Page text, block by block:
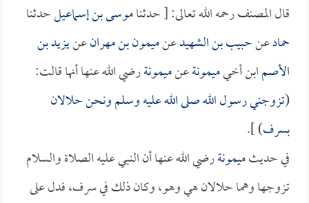
قال المصنف رحمه الله تعالى: [ حدثناموسى بن إسماعيلحدثنا
حمادعنحبيب بن الشهيدعنميمون بن مهرانعنيزيد بن
الأصمابن أخيميمونةعنميمونةرضي الله عنها أنها قالت:
(تزوجني رسول الله صلى الله عليه وسلم ونحن حلالان
بسرف) ].
في حديثميمونةرضي الله عنها أن النبي عليه الصلاة والسلام
تزوجها وهما حلالان هي وهو، وكان ذلك في سرف، فدل على